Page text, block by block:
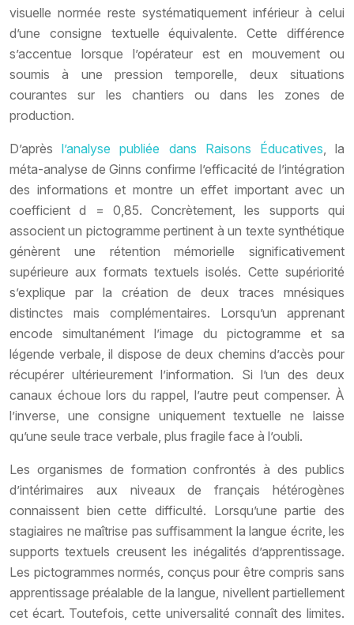
visuelle normée reste systématiquement inférieur à celui
d’une consigne textuelle équivalente. Cette différence
s’accentue lorsque l’opérateur est en mouvement ou
soumis à une pression temporelle, deux situations
courantes sur les chantiers ou dans les zones de
production.
D’aprèsl’analyse publiée dans Raisons Éducatives, la
méta-analyse deGinns confirme l’efficacité de l’intégration
des informations et montre un effet important avec un
coefficient d = 0,85. Concrètement, les supports qui
associent un pictogramme pertinent à un texte synthétique
génèrent une rétention mémorielle significativement
supérieure aux formats textuels isolés. Cette supériorité
s’explique par la création de deux traces mnésiques
distinctes mais complémentaires. Lorsqu’un apprenant
encode simultanément l’image du pictogramme et sa
légende verbale, il dispose de deux chemins d’accès pour
récupérer ultérieurement l’information. Si l’un des deux
canaux échoue lors du rappel, l’autre peut compenser. À
l’inverse, une consigne uniquement textuelle ne laisse
qu’une seule trace verbale, plus fragile face à l’oubli.
Les organismes de formation confrontés à des publics
d’intérimaires aux niveaux de français hétérogènes
connaissent bien cette difficulté. Lorsqu’une partie des
stagiaires ne maîtrise pas suffisamment la langue écrite, les
supports textuels creusent les inégalités d’apprentissage.
Les pictogrammes normés, conçus pour être compris sans
apprentissage préalable de la langue, nivellent partiellement
cet écart. Toutefois, cette universalité connaît des limites.